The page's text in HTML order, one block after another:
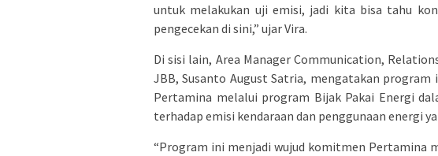
untuk melakukan uji emisi, jadi kita bisa tahu
pengecekan di sini,” ujar Vira.
Di sisi lain, Area Manager Communication,
JBB, Susanto August Satria, mengatakan
Pertamina melalui program Bijak Pakai Energi
terhadap emisi kendaraan dan penggunaan energi
“Program ini menjadi wujud komitmen Pertamina